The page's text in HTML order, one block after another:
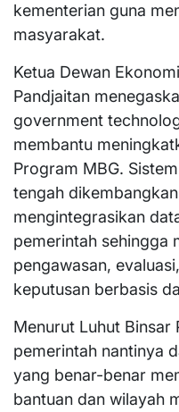
kementerian guna
masyarakat.
Ketua Dewan
Pandjaitan
government
membantu
Program MBG.
tengah
mengintegrasikan
pemerintah sehingga
pengawasan,
keputusan berbasis
Menurut Luhut Binsar
pemerintah nantinya
yang benar-benar
bantuan dan wilayah